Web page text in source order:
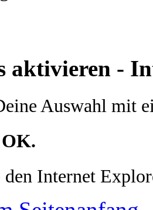
Auswahl mit
OK.
den Internet